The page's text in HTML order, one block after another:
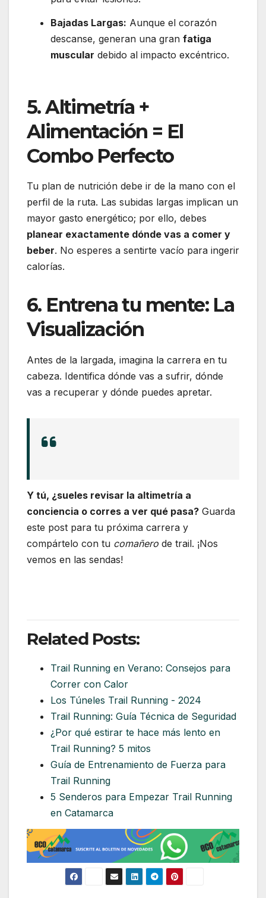
Bajadas Largas: Aunque el corazón
descanse, generan una gran fatiga
muscular debido al impacto excéntrico.
5. Altimetría +
Alimentación = El
Combo Perfecto
Tu plan de nutrición debe ir de la mano con el
perfil de la ruta. Las subidas largas implican un
mayor gasto energético; por ello, debes
planear exactamente dónde vas a comer y
beber. No esperes a sentirte vacío para ingerir
calorías.
6. Entrena tu mente: La
Visualización
Antes de la largada, imagina la carrera en tu
cabeza. Identifica dónde vas a sufrir, dónde
vas a recuperar y dónde puedes apretar.
Y tú, ¿sueles revisar la altimetría a
conciencia o corres a ver qué pasa? Guarda
este post para tu próxima carrera y
compártelo con tu comañero de trail. ¡Nos
vemos en las sendas!
Related Posts:
Trail Running en Verano: Consejos para
Correr con Calor
Los Túneles Trail Running - 2024
Trail Running: Guía Técnica de Seguridad
¿Por qué estirar te hace más lento en
Trail Running? 5 mitos
Guía de Entrenamiento de Fuerza para
Trail Running
5 Senderos para Empezar Trail Running
en Catamarca